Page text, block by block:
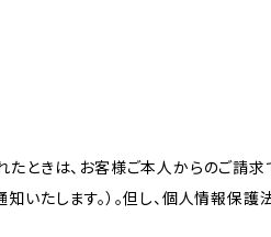
ときは、お客様ご本人からのご請求
たします。）。但し、個人情報保護